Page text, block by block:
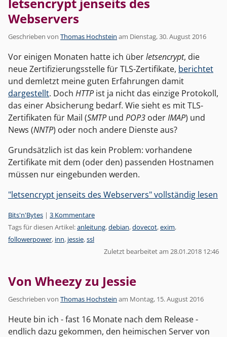
Webservers
Geschrieben von Thomas Hochstein am Dienstag, 30. August 2016
Vor einigen Monaten hatte ich überletsencrypt, die
neue Zertifizierungsstelle für TLS-Zertifikate, berichtet
und demletzt meine guten Erfahrungen damit
dargestellt. Doch HTTP ist ja nicht das einzige Protokoll,
das einer Absicherung bedarf. Wie sieht es mit TLS-
Zertifikaten für Mail (SMTP und POP3 oderIMAP) und
News (NNTP) oder noch andere Dienste aus?
Grundsätzlich ist das kein Problem: vorhandene
Zertifikate mit dem (oder den) passenden Hostnamen
müssen nur eingebunden werden.
"letsencrypt jenseits des Webservers" vollständig lesen
Kategorien:
Bits'n'Bytes | 3 Kommentare
Tags für diesen Artikel:anleitung,debian,dovecot,exim,
followerpower, inn, jessie,ssl
Zuletzt bearbeitet am 28.01.2018 12:46
Von Wheezy zu Jessie
Geschrieben von Thomas Hochstein am Montag, 15. August 2016
Heute bin ich - fast 16 Monate nach dem Release -
endlich dazu gekommen, den heimischen Server von